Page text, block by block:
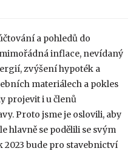
a pohledů do
inflace, nevídaný
zvýšení hypoték a
materiálech a pokles
projevit i u členů
Proto jsme je oslovili, aby
hlavně se podělili se svým
bude pro stavebnictví